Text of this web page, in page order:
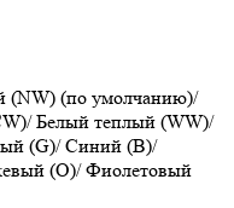
(NW) (по умолчанию)/
Белый теплый (WW)/
(G)/ Синий (B)/
(O)/ Фиолетовый